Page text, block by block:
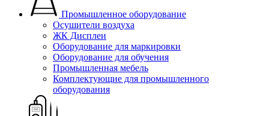
Промышленное оборудование
Осушители воздуха
ЖК Дисплеи
Оборудование для маркировки
Оборудование для обучения
Промышленная мебель
Комплектующие для промышленного
оборудования